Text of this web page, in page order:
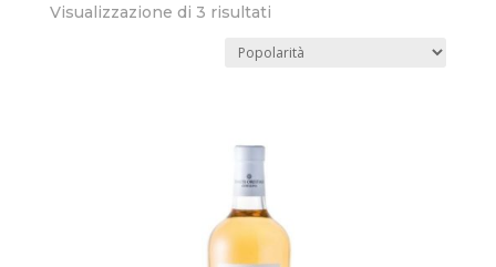
Visualizzazione di 3 risultatiPopolarità